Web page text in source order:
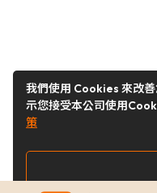
我們使用 Cookies 來改
示您接受本公司使用
策